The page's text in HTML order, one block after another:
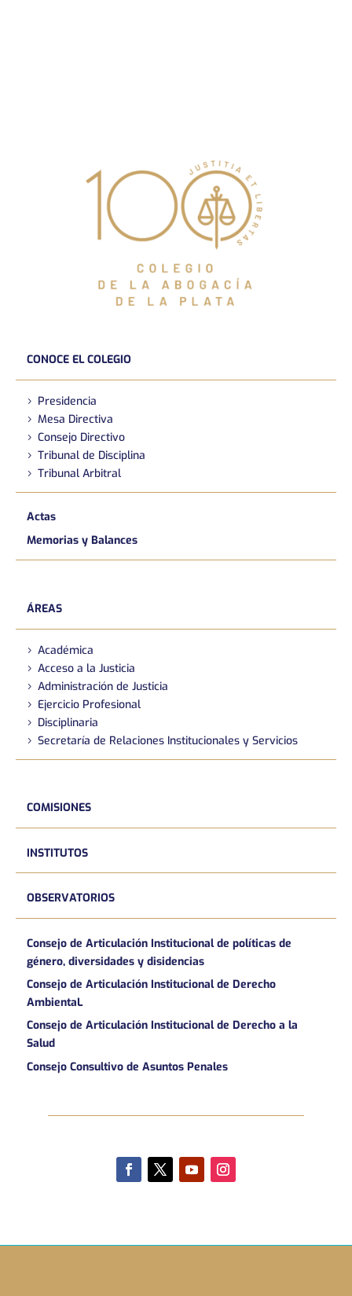
CONOCE EL COLEGIO
Presidencia
Mesa Directiva
Consejo Directivo
Tribunal de Disciplina
Tribunal Arbitral
Actas
Memorias y Balances
ÁREAS
Académica
Acceso a la Justicia
Administración de Justicia
Ejercicio Profesional
Disciplinaria
Secretaría de Relaciones Institucionales y Servicios
COMISIONES
INSTITUTOS
OBSERVATORIOS
Consejo de Articulación Institucional de políticas de
género, diversidades y disidencias
Consejo de Articulación Institucional de Derecho
AmbientaL
Consejo de Articulación Institucional de Derecho a la
Salud
Consejo Consultivo de Asuntos Penales